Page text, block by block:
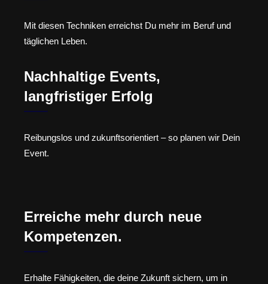
Mit diesen Techniken erreichst Du mehr im Beruf und
täglichen Leben.
Nachhaltige Events,
langfristiger Erfolg
Reibungslos und zukunftsorientiert – so planen wir Dein
Event.
Erreiche mehr durch neue
Kompetenzen.
Erhalte Fähigkeiten, die deine Zukunft sichern, um in